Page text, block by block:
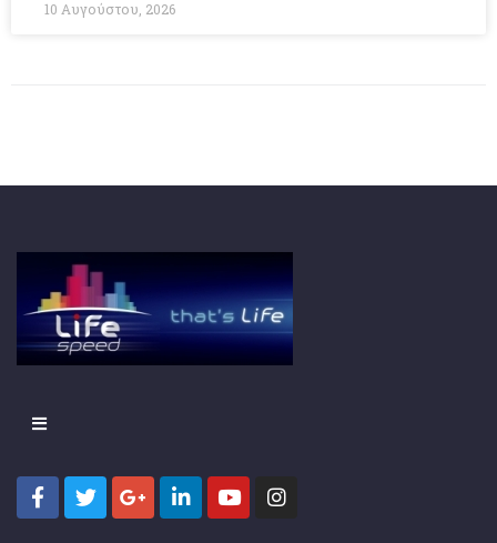
10 Αυγούστου, 2026